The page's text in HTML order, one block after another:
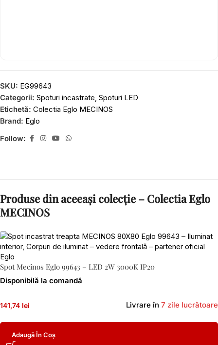
SKU: EG99643
Categorii: Spoturi incastrate, Spoturi LED
Etichetă: Colectia Eglo MECINOS
Brand: Eglo
Follow:
Produse din aceeași colecție – Colectia Eglo
MECINOS
Spot Mecinos Eglo 99643 – LED 2W 3000K IP20
Disponibilă la comandă
141,74 lei Livrare în 7 zile lucrătoare
Adaugă În Coș